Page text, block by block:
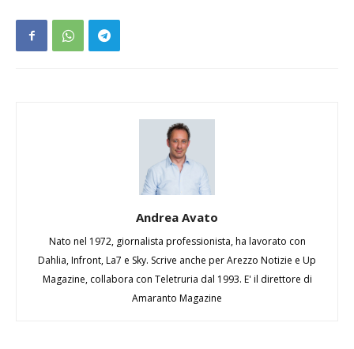
Andrea Avato
Nato nel 1972, giornalista professionista, ha lavorato con
Dahlia, Infront, La7 e Sky. Scrive anche per Arezzo Notizie e Up
Magazine, collabora con Teletruria dal 1993. E' il direttore di
Amaranto Magazine